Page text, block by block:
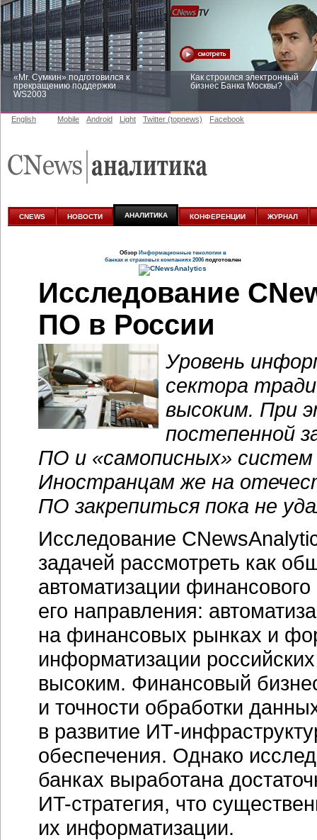
«Mr. Сумкин» подготовился к
прекращению поддержки
WS2003
Как строился электронный
бизнес Банка Москвы?
аналитике
English Mobile Android Light Twitter (topnews) Facebook
CNEWS НОВОСТИ АНАЛИТИКА КОНФЕРЕНЦИИ ЖУРНАЛ
Обзор Информационные тенологии в
банках и страховых компаниях 2006подготовлен
Исследование
ПО в России
Уровень
сектора
высоким. При
постепенной
ПО и «самописных»
Иностранцам же на
ПО закрепиться пока не
Исследование
задачей рассмотреть как
автоматизации
его направления:
на финансовых рынках и
информатизации
высоким. Финансовый
и точности обработки
в развитие ИТ-
обеспечения. Однако
банках выработана
ИT-стратегия, что
их информатизации.